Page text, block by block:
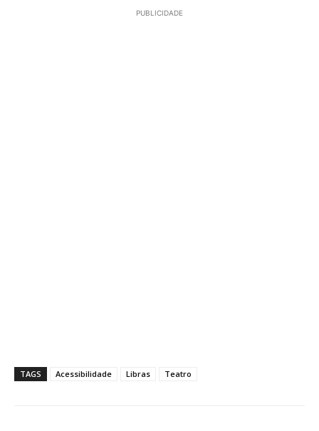
PUBLICIDADE
TAGS Acessibilidade Libras Teatro